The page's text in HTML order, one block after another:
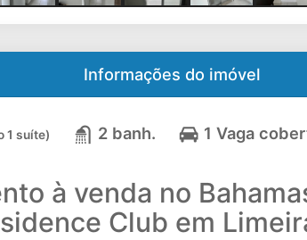
Informações do imóvel
1 suíte) 2 banh. 1 Vaga
à venda no
Club em